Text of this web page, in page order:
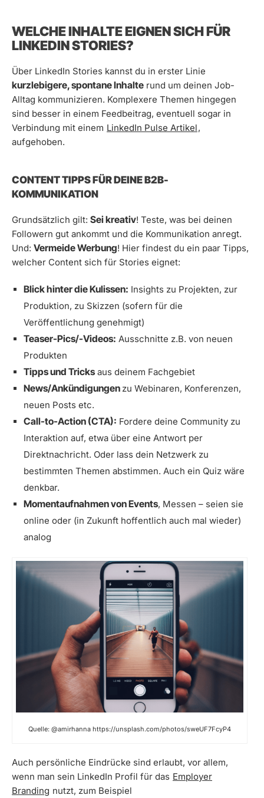
WELCHE INHALTE EIGNEN SICH FÜR
LINKEDIN STORIES?
Über LinkedIn Stories kannst du in erster Linie
kurzlebigere, spontane Inhalte rund um deinen Job-
Alltag kommunizieren. Komplexere Themen hingegen
sind besser in einem Feedbeitrag, eventuell sogar in
Verbindung mit einem LinkedIn Pulse Artikel,
aufgehoben.
CONTENT TIPPS FÜR DEINE B2B-
KOMMUNIKATION
Grundsätzlich gilt: Sei kreativ! Teste, was bei deinen
Followern gut ankommt und die Kommunikation anregt.
Und: Vermeide Werbung! Hier findest du ein paar Tipps,
welcher Content sich für Stories eignet:
Blick hinter die Kulissen: Insights zu Projekten, zur
Produktion, zu Skizzen (sofern für die
Veröffentlichung genehmigt)
Teaser-Pics/-Videos: Ausschnitte z.B. von neuen
Produkten
Tipps und Tricksaus deinem Fachgebiet
News/Ankündigungen zu Webinaren, Konferenzen,
neuen Posts etc.
Call-to-Action (CTA): Fordere deine Community zu
Interaktion auf, etwa über eine Antwort per
Direktnachricht. Oder lass dein Netzwerk zu
bestimmten Themen abstimmen. Auch ein Quiz wäre
denkbar.
Momentaufnahmen von Events, Messen – seien sie
online oder (in Zukunft hoffentlich auch mal wieder)
analog
Quelle: @amirhanna https://unsplash.com/photos/sweUF7FcyP4
Auch persönliche Eindrücke sind erlaubt, vor allem,
wenn man sein LinkedIn Profil für das Employer
Branding nutzt, zum Beispiel